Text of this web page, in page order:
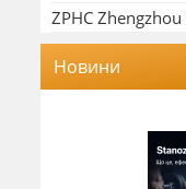
ZPHC
Новини